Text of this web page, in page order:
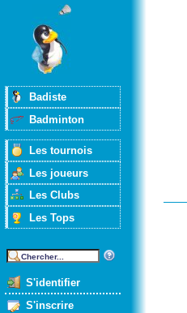
Badiste
Badminton
Les tournois
Les joueurs
Les Clubs
Les Tops
S'identifier
S'inscrire